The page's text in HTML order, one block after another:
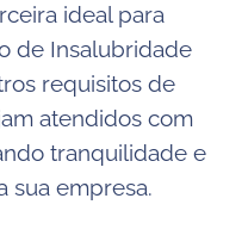
ideal para
de Insalubridade
requisitos de
atendidos com
tranquilidade e
sua empresa.